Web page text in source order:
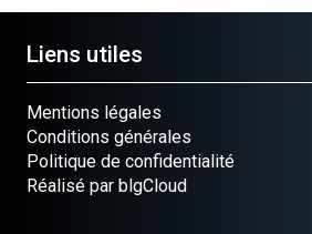
Liens utiles
Mentions légales
Conditions générales
Politique de confidentialité
Réalisé par blgCloud